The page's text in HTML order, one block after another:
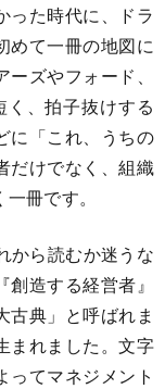
った時代に、ドラ
めて一冊の地図に
ズやフォード、
、拍子抜けする
に「これ、うちの
だけでなく、組織
冊です。
から読むか迷うな
造する経営者』
古典」と呼ばれま
まれました。文字
ってマネジメント